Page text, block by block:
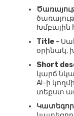
Title -
օրինակ,
Short
կարճ
AI-ի
տեքստ